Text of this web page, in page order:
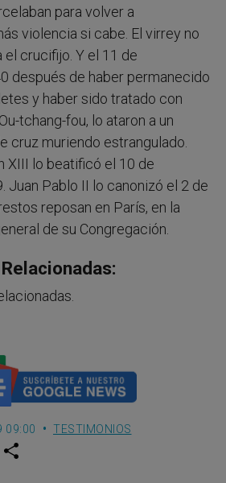
para volver a
violencia si cabe. El virrey no
el crucifijo. Y el 11 de
después de haber permanecido
y haber sido tratado con
tchang-fou, lo ataron a un
cruz muriendo estrangulado.
XIII lo beatificó el 10 de
Juan Pablo II lo canonizó el 2 de
reposan en París, en la
de su Congregación.
09:00 TESTIMONIOS
w